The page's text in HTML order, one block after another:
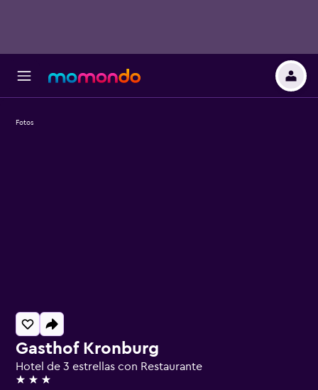
Gasthof Kronburg
Hotel de 3 estrellas con Restaurante
3 estrellas
Fotos